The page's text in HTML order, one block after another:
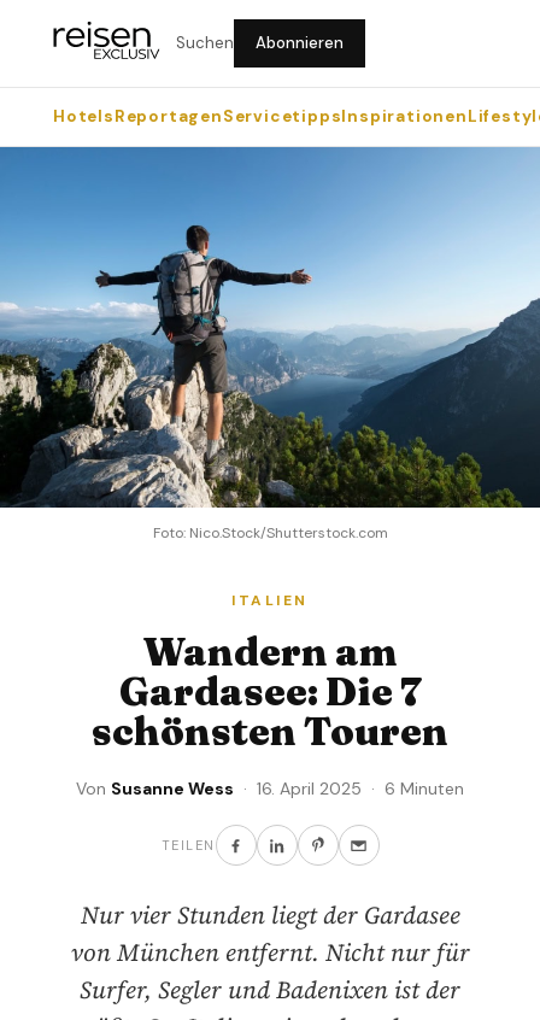
Suchen Abonnieren
HotelsReportagenServicetippsInspirationen
Foto: Nico.Stock/Shutterstock.com
ITALIEN
Wandern am
Gardasee: Die 7
schönsten Touren
Von Susanne Wess · 16. April 2025 · 6 Minuten
TEILEN
Nur vier Stunden liegt der Gardasee
von München entfernt. Nicht nur für
Surfer, Segler und Badenixen ist der